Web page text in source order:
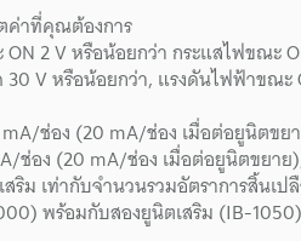
ค่าที่คุณต้องการ
2 V หรือน้อยกว่า กระแสไฟขณะ
V หรือน้อยกว่า, แรงดันไฟฟ้าขณะ
ช่อง (20 mA/ช่อง เมื่อต่อยูนิตข
ช่อง (20 mA/ช่อง เมื่อต่อยูนิตขยา
ริม เท่ากับจำนวนรวมอัตราการสิ้นเ
พร้อมกับสองยูนิตเสริม (IB-